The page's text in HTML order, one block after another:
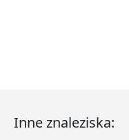
Inne znaleziska: